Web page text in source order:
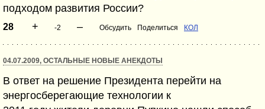
подходом развития России?
28 + -2 – Обсудить Поделиться КОЛ
04.07.2009, ОСТАЛЬНЫЕ НОВЫЕ АНЕКДОТЫ
В ответ на решение Президента перейти на
энергосберегающие технологии к